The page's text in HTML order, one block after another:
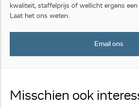
kwaliteit, staffelprijs of wellicht ergens
Laat het ons weten.
Email ons
Misschien ook